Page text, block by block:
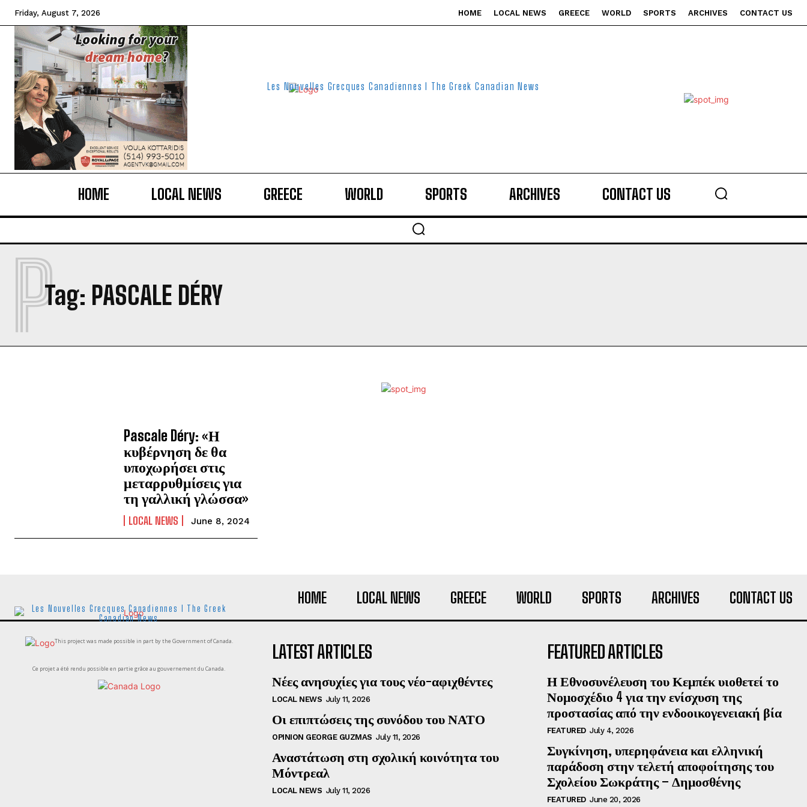
Friday, August 7, 2026 HOME LOCAL NEWS GREECE WORLD SPORTS ARCHIVES CONTACT US
Les Nouvelles Grecques Canadiennes I The Greek Canadian News
HOME LOCAL NEWS GREECE WORLD SPORTS ARCHIVES CONTACT US
Tag: PASCALE DÉRY
P
Pascale Déry: «Η
κυβέρνηση δε θα
υποχωρήσει στις
μεταρρυθμίσεις για
τη γαλλική γλώσσα»
LOCAL NEWS June 8, 2024
HOME LOCAL NEWS GREECE WORLD SPORTS ARCHIVES CONTACT US
Les Nouvelles Grecques Canadiennes I The Greek
Canadian News
This project was made possible in part by the Government of Canada.
Ce projet a été rendu possible en partie grâce au gouvernement du Canada.
LATEST ARTICLES
Νέες ανησυχίες για τους νέο-αφιχθέντες
LOCAL NEWS July 11, 2026
Οι επιπτώσεις της συνόδου του ΝΑΤΟ
OPINION GEORGE GUZMAS July 11, 2026
Αναστάτωση στη σχολική κοινότητα του
Μόντρεαλ
LOCAL NEWS July 11, 2026
FEATURED ARTICLES
Η Εθνοσυνέλευση του Κεμπέκ υιοθετεί το
Νομοσχέδιο 4 για την ενίσχυση της
προστασίας από την ενδοοικογενειακή βία
FEATURED July 4, 2026
Συγκίνηση, υπερηφάνεια και ελληνική
παράδοση στην τελετή αποφοίτησης του
Σχολείου Σωκράτης – Δημοσθένης
FEATURED June 20, 2026